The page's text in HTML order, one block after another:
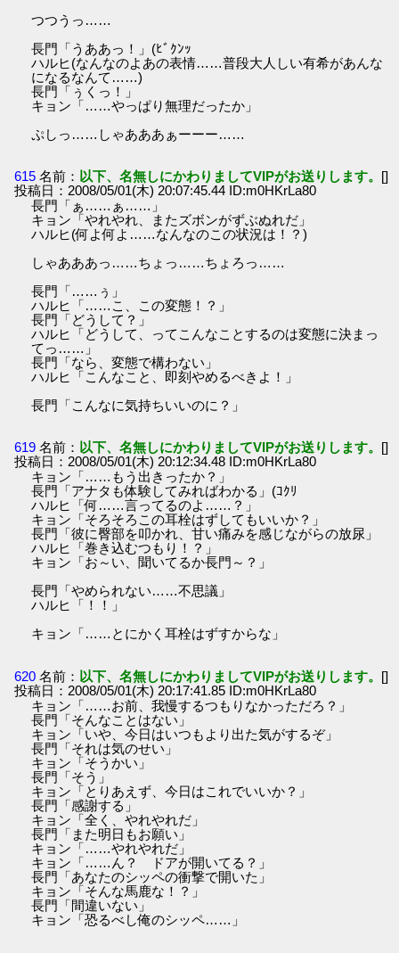
つつうっ……
長門「うああっ！」(ﾋﾞｸﾝｯ
ハルヒ(なんなのよあの表情……普段大人しい有希があんな
になるなんて……)
長門「ぅくっ！」
キョン「……やっぱり無理だったか」
ぷしっ……しゃあああぁーーー……
615 名前： 以下、名無しにかわりましてVIPがお送りします。 []
投稿日：2008/05/01(木) 20:07:45.44 ID:m0HKrLa80
長門「ぁ……ぁ……」
キョン「やれやれ、またズボンがずぶぬれだ」
ハルヒ(何よ何よ……なんなのこの状況は！？)
しゃあああっ……ちょっ……ちょろっ……
長門「……ぅ」
ハルヒ「……こ、この変態！？」
長門「どうして？」
ハルヒ「どうして、ってこんなことするのは変態に決まっ
てっ……」
長門「なら、変態で構わない」
ハルヒ「こんなこと、即刻やめるべきよ！」
長門「こんなに気持ちいいのに？」
619 名前： 以下、名無しにかわりましてVIPがお送りします。 []
投稿日：2008/05/01(木) 20:12:34.48 ID:m0HKrLa80
キョン「……もう出きったか？」
長門「アナタも体験してみればわかる」(ｺｸﾘ
ハルヒ「何……言ってるのよ……？」
キョン「そろそろこの耳栓はずしてもいいか？」
長門「彼に臀部を叩かれ、甘い痛みを感じながらの放尿」
ハルヒ「巻き込むつもり！？」
キョン「お～い、聞いてるか長門～？」
長門「やめられない……不思議」
ハルヒ「！！」
キョン「……とにかく耳栓はずすからな」
620 名前： 以下、名無しにかわりましてVIPがお送りします。 []
投稿日：2008/05/01(木) 20:17:41.85 ID:m0HKrLa80
キョン「……お前、我慢するつもりなかっただろ？」
長門「そんなことはない」
キョン「いや、今日はいつもより出た気がするぞ」
長門「それは気のせい」
キョン「そうかい」
長門「そう」
キョン「とりあえず、今日はこれでいいか？」
長門「感謝する」
キョン「全く、やれやれだ」
長門「また明日もお願い」
キョン「……やれやれだ」
キョン「……ん？ ドアが開いてる？」
長門「あなたのシッペの衝撃で開いた」
キョン「そんな馬鹿な！？」
長門「間違いない」
キョン「恐るべし俺のシッペ……」